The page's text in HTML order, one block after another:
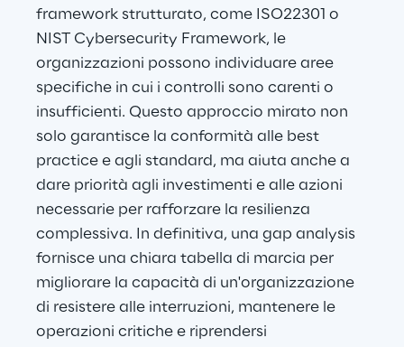
framework strutturato, come ISO22301 o
NIST Cybersecurity Framework, le
organizzazioni possono individuare aree
specifiche in cui i controlli sono carenti o
insufficienti. Questo approccio mirato non
solo garantisce la conformità alle best
practice e agli standard, ma aiuta anche a
dare priorità agli investimenti e alle azioni
necessarie per rafforzare la resilienza
complessiva. In definitiva, una gap analysis
fornisce una chiara tabella di marcia per
migliorare la capacità di un'organizzazione
di resistere alle interruzioni, mantenere le
operazioni critiche e riprendersi